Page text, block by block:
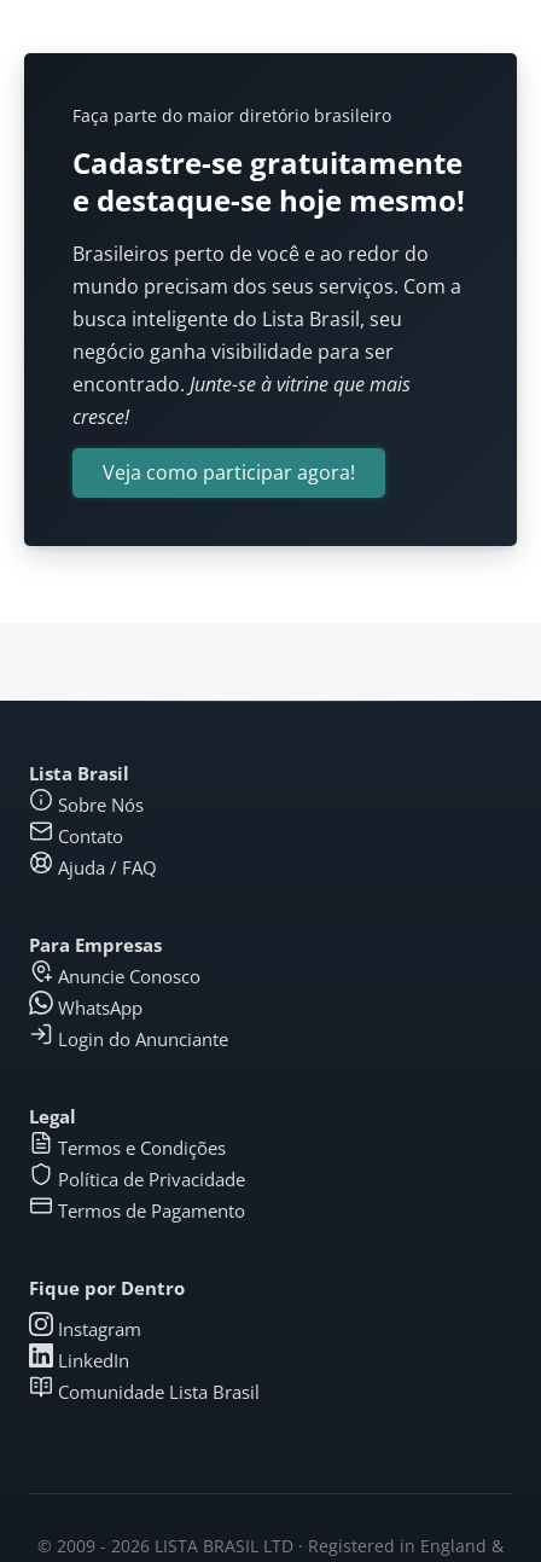
Faça parte do maior diretório brasileiro
Cadastre-se gratuitamente
e destaque-se hoje mesmo!
Brasileiros perto de você e ao redor do
mundo precisam dos seus serviços. Com a
busca inteligente do Lista Brasil, seu
negócio ganha visibilidade para ser
encontrado. Junte-se à vitrine que mais
cresce!
Veja como participar agora!
Lista Brasil
Sobre Nós
Contato
Ajuda / FAQ
Para Empresas
Anuncie Conosco
WhatsApp
Login do Anunciante
Legal
Termos e Condições
Política de Privacidade
Termos de Pagamento
Fique por Dentro
Instagram
LinkedIn
Comunidade Lista Brasil
© 2009 - 2026 LISTA BRASIL LTD · Registered in England &